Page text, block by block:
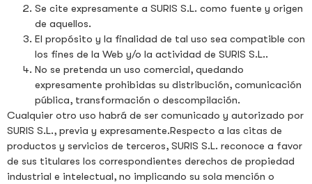
Se cite expresamente a SURIS S.L. como fuente y origen
de aquellos.
El propósito y la finalidad de tal uso sea compatible con
los fines de la Web y/o la actividad de SURIS S.L..
No se pretenda un uso comercial, quedando
expresamente prohibidas su distribución, comunicación
pública, transformación o descompilación.
Cualquier otro uso habrá de ser comunicado y autorizado por
SURIS S.L., previa y expresamente.Respecto a las citas de
productos y servicios de terceros, SURIS S.L. reconoce a favor
de sus titulares los correspondientes derechos de propiedad
industrial e intelectual, no implicando su sola mención o